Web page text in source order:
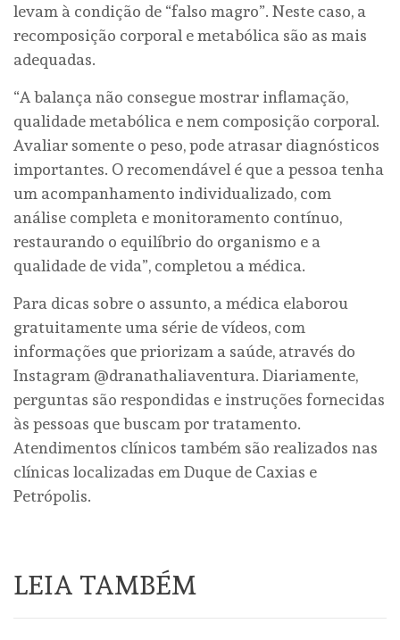
levam à condição de “falso magro”. Neste caso, a
recomposição corporal e metabólica são as mais
adequadas.
“A balança não consegue mostrar inflamação,
qualidade metabólica e nem composição corporal.
Avaliar somente o peso, pode atrasar diagnósticos
importantes. O recomendável é que a pessoa tenha
um acompanhamento individualizado, com
análise completa e monitoramento contínuo,
restaurando o equilíbrio do organismo e a
qualidade de vida”, completou a médica.
Para dicas sobre o assunto, a médica elaborou
gratuitamente uma série de vídeos, com
informações que priorizam a saúde, através do
Instagram @dranathaliaventura. Diariamente,
perguntas são respondidas e instruções fornecidas
às pessoas que buscam por tratamento.
Atendimentos clínicos também são realizados nas
clínicas localizadas em Duque de Caxias e
Petrópolis.
LEIA TAMBÉM